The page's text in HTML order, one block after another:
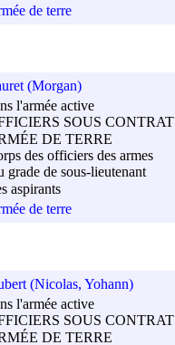
de terre
(Morgan)
l'armée active
SOUS CONTRAT
DE TERRE
des officiers des armes
grade de sous-lieutenant
aspirants
de terre
(Nicolas, Yohann)
l'armée active
SOUS CONTRAT
DE TERRE